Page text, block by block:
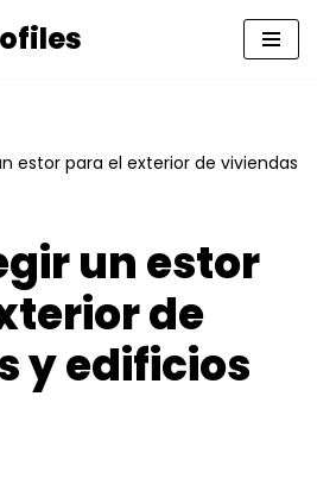
estor para el exterior de viviendas
un estor
de
y edificios